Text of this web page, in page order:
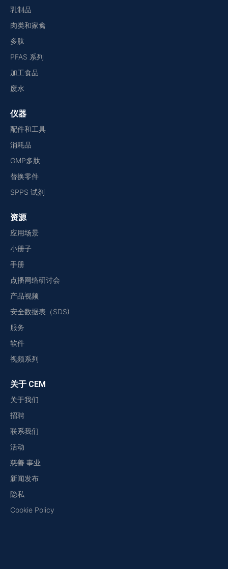
乳制品
肉类和家禽
多肽
PFAS 系列
加工食品
废水
仪器
配件和工具
消耗品
GMP多肽
替换零件
SPPS 试剂
资源
应用场景
小册子
手册
点播网络研讨会
产品视频
安全数据表（SDS)
服务
软件
视频系列
关于 CEM
关于我们
招聘
联系我们
活动
慈善 事业
新闻发布
隐私
Cookie Policy